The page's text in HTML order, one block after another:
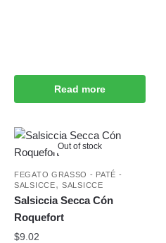
Read more
Out of stock
FEGATO GRASSO - PATÉ -
SALSICCE,SALSICCE
Salsiccia Secca Cón
Roquefort
$9.02